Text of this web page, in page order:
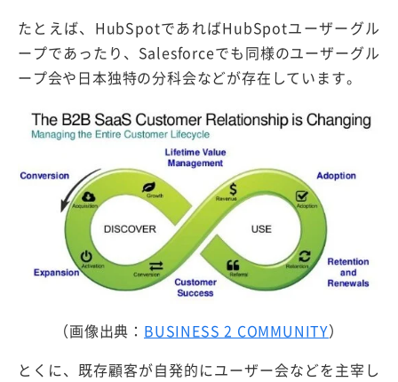
たとえば、HubSpotであればHubSpotユーザーグル
ープであったり、Salesforceでも同様のユーザーグル
ープ会や日本独特の分科会などが存在しています。
（画像出典： BUSINESS 2 COMMUNITY）
とくに、既存顧客が自発的にユーザー会などを主宰し